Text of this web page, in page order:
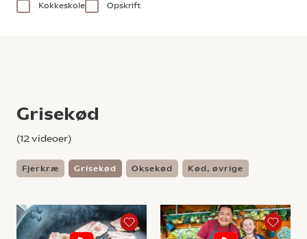
Kokkeskole Opskrift
Grisekød
(12 videoer)
Fjerkræ Grisekød Oksekød Kød, øvrige